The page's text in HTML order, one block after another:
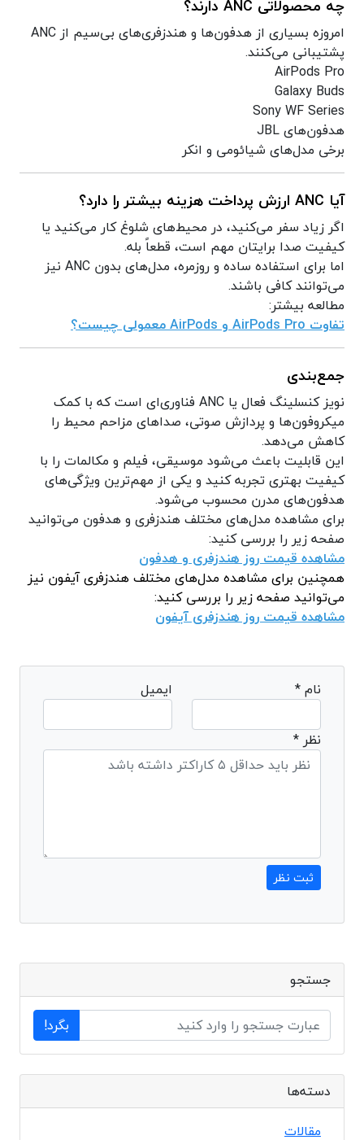
چه محصولاتی ANC دارند؟
امروزه بسیاری از هدفون‌ها و هندزفری‌های بی‌سیم از ANC
پشتیبانی می‌کنند.
AirPods Pro
Galaxy Buds
Sony WF Series
هدفون‌های JBL
برخی مدل‌های شیائومی و انکر
آیا ANC ارزش پرداخت هزینه بیشتر را دارد؟
اگر زیاد سفر می‌کنید، در محیط‌های شلوغ کار می‌کنید یا
کیفیت صدا برایتان مهم است، قطعاً بله.
اما برای استفاده ساده و روزمره، مدل‌های بدون ANC نیز
می‌توانند کافی باشند.
مطالعه بیشتر:
تفاوت AirPods Pro و AirPods معمولی چیست؟
جمع‌بندی
نویز کنسلینگ فعال یا ANC فناوری‌ای است که با کمک
میکروفون‌ها و پردازش صوتی، صداهای مزاحم محیط را
کاهش می‌دهد.
این قابلیت باعث می‌شود موسیقی، فیلم و مکالمات را با
کیفیت بهتری تجربه کنید و یکی از مهم‌ترین ویژگی‌های
هدفون‌های مدرن محسوب می‌شود.
برای مشاهده مدل‌های مختلف هندزفری و هدفون می‌توانید
صفحه زیر را بررسی کنید:
مشاهده قیمت روز هندزفری و هدفون
همچنین برای مشاهده مدل‌های مختلف هندزفری آیفون نیز
می‌توانید صفحه زیر را بررسی کنید:
مشاهده قیمت روز هندزفری آیفون
نام * ایمیل
نظر *
ثبت نظر
جستجو
بگرد!
دسته‌ها
مقالات